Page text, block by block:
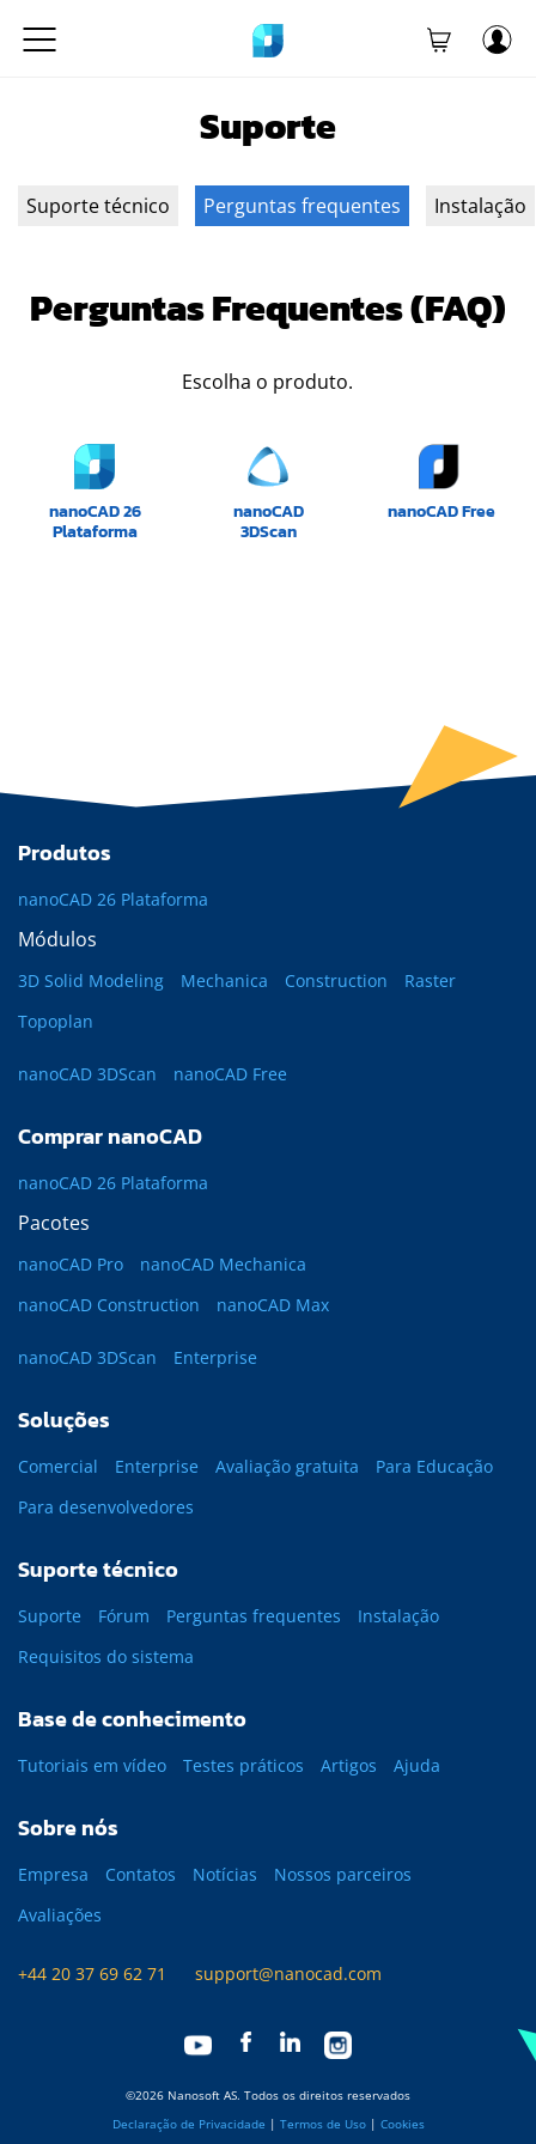
Suporte
Suporte técnico Perguntas frequentes Instalação
Perguntas Frequentes (FAQ)
Escolha o produto.
nanoCAD 26
Plataforma
nanoCAD
3DScan
nanoCAD Free
Produtos
nanoCAD 26 Plataforma
Módulos
3D Solid Modeling Mechanica Construction
Raster
Topoplan
nanoCAD 3DScan nanoCAD Free
Comprar nanoCAD
nanoCAD 26 Plataforma
Pacotes
nanoCAD Pro
nanoCAD Mechanica
nanoCAD Construction
nanoCAD Max
nanoCAD 3DScan Enterprise
Soluções
Comercial Enterprise Avaliação gratuita
Para Educação
Para desenvolvedores
Suporte técnico
Suporte Fórum Perguntas frequentes
Instalação
Requisitos do sistema
Base de conhecimento
Tutoriais em vídeo Testes práticos Artigos Ajuda
Sobre nós
Empresa Contatos Notícias
Nossos parceiros
Avaliações
+44 20 37 69 62 71 support@nanocad.com
©2026 Nanosoft AS. Todos os direitos reservados
Declaração de Privacidade | Termos de Uso| Cookies